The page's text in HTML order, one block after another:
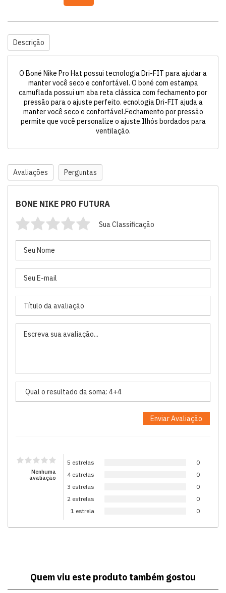
Descrição
O Boné Nike Pro Hat possui tecnologia Dri-FIT para ajudar a
manter você seco e confortável. O boné com estampa
camuflada possui um aba reta clássica com fechamento por
pressão para o ajuste perfeito. ecnologia Dri-FIT ajuda a
manter você seco e confortável.Fechamento por pressão
permite que você personalize o ajuste.Ilhós bordados para
ventilação.
Avaliações Perguntas
BONE NIKE PRO FUTURA
Sua Classificação
Nenhuma
avaliação
5 estrelas
0
4 estrelas
0
3 estrelas
0
2 estrelas
0
1 estrela
0
Quem viu este produto também gostou